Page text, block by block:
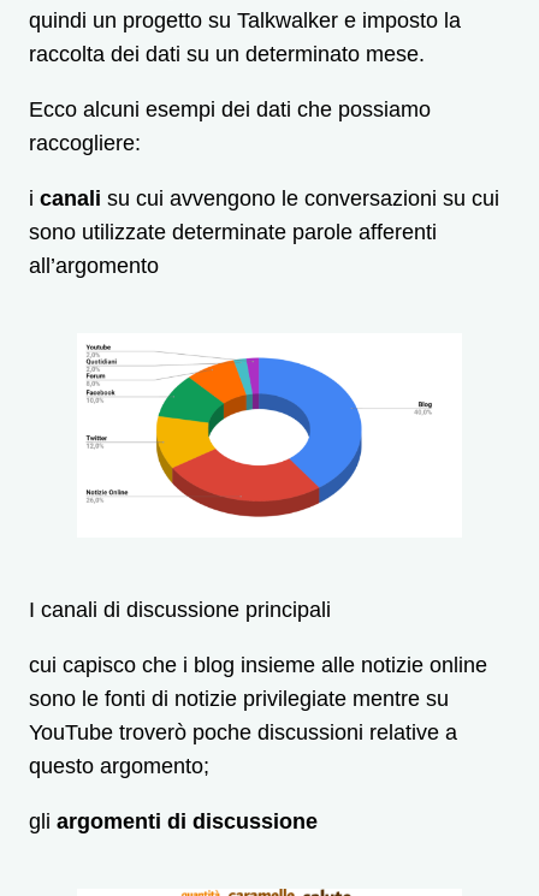
quindi un progetto su Talkwalker e imposto la
raccolta dei dati su un determinato mese.
Ecco alcuni esempi dei dati che possiamo
raccogliere:
i canali su cui avvengono le conversazioni su cui
sono utilizzate determinate parole afferenti
all’argomento
I canali di discussione principali
cui capisco che i blog insieme alle notizie online
sono le fonti di notizie privilegiate mentre su
YouTube troverò poche discussioni relative a
questo argomento;
gli argomenti di discussione